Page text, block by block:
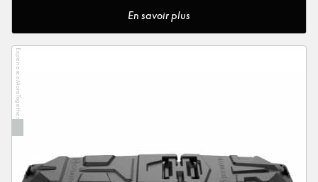
En savoir plus
ExperienceMoreTogether